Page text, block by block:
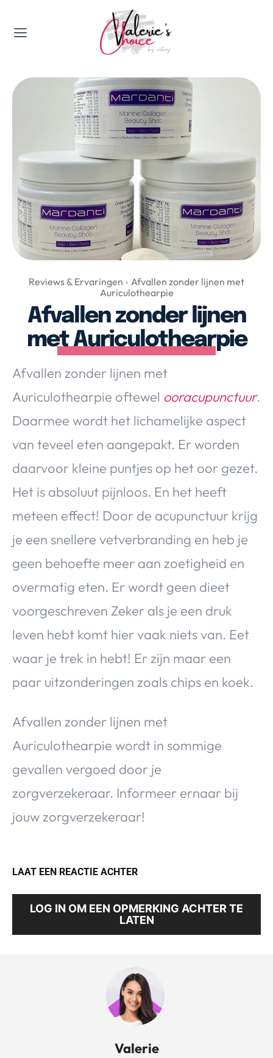
Valerie's Topics
Travel & Culture
Food & Drinks
Happyness & Opmerkelijk
Lifestyle, Sport & Duurzaamheid
Top 5 van Valerie
Health & Beauty
Huis & Tuin
Nieuws & Media
Over Valerie
Over Valerie
De Top 5
Contact
VALERIE'S CHOICE
Health & Beauty Gadgets
Reviews & Ervaringen
Afvallen zonder lijnen met
Auriculothearpie
Afvallen zonder lijnen
met Auriculothearpie
Afvallen zonder lijnen met
Auriculothearpie oftewel ooracupunctuur.
Daarmee wordt het lichamelijke aspect
van teveel eten aangepakt. Er worden
daarvoor kleine puntjes op het oor gezet.
Het is absoluut pijnloos. En het heeft
meteen effect! Door de acupunctuur krijg
je een snellere vetverbranding en heb je
geen behoefte meer aan zoetigheid en
overmatig eten. Er wordt geen dieet
voorgeschreven Zeker als je een druk
leven hebt komt hier vaak niets van. Eet
waar je trek in hebt! Er zijn maar een
paar uitzonderingen zoals chips en koek.
Afvallen zonder lijnen met
Auriculothearpie wordt in sommige
gevallen vergoed door je
zorgverzekeraar. Informeer ernaar bij
jouw zorgverzekeraar!
LAAT EEN REACTIE ACHTER
LOG IN OM EEN OPMERKING ACHTER TE
LATEN
Valerie